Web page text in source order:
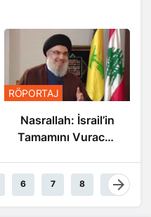
RÖPORTAJ
Nasrallah: İsrail’in
Tamamını Vuracak
6 7 8 9